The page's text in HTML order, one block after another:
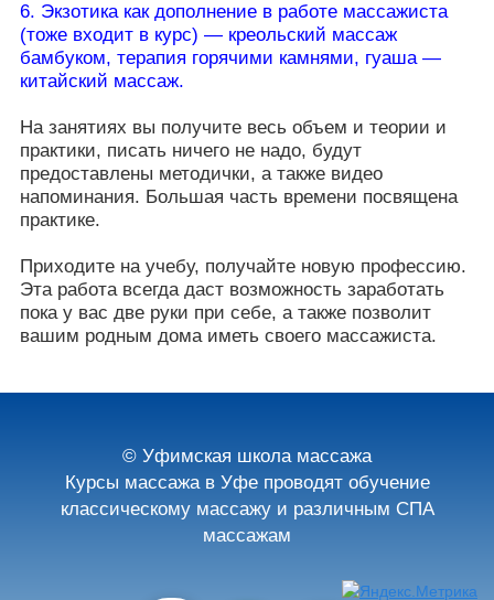
6. Экзотика как дополнение в работе массажиста
(тоже входит в курс) — креольский массаж
бамбуком, терапия горячими камнями, гуаша —
китайский массаж.
На занятиях вы получите весь объем и теории и
практики, писать ничего не надо, будут
предоставлены методички, а также видео
напоминания. Большая часть времени посвящена
практике.
Приходите на учебу, получайте новую профессию.
Эта работа всегда даст возможность заработать
пока у вас две руки при себе, а также позволит
вашим родным дома иметь своего массажиста.
© Уфимская школа массажа
Курсы массажа в Уфе проводят обучение
классическому массажу и различным СПА
массажам